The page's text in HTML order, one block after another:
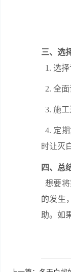
三、选
1. 选
2. 全
3. 施
4. 定
时让灭
四、总
想要
的发生
助。如